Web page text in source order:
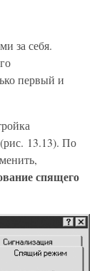
за себя.
первый и
13.13). По
спящего